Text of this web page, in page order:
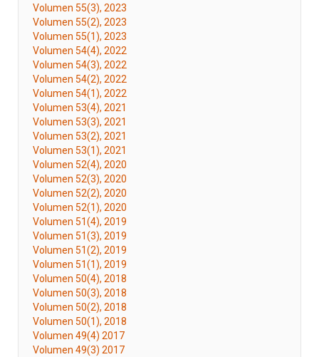
Volumen 55(3), 2023
Volumen 55(2), 2023
Volumen 55(1), 2023
Volumen 54(4), 2022
Volumen 54(3), 2022
Volumen 54(2), 2022
Volumen 54(1), 2022
Volumen 53(4), 2021
Volumen 53(3), 2021
Volumen 53(2), 2021
Volumen 53(1), 2021
Volumen 52(4), 2020
Volumen 52(3), 2020
Volumen 52(2), 2020
Volumen 52(1), 2020
Volumen 51(4), 2019
Volumen 51(3), 2019
Volumen 51(2), 2019
Volumen 51(1), 2019
Volumen 50(4), 2018
Volumen 50(3), 2018
Volumen 50(2), 2018
Volumen 50(1), 2018
Volumen 49(4) 2017
Volumen 49(3) 2017